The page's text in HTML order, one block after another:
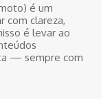
é um
com clareza,
é levar ao
— sempre com